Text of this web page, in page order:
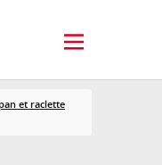
et raclette